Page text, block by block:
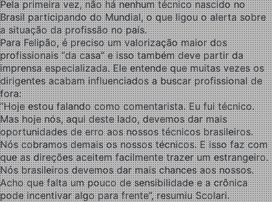
Pela primeira vez, não há nenhum técnico nascido no
Brasil participando do Mundial, o que ligou o alerta sobre
a situação da profissão no país.
Para Felipão, é preciso um valorização maior dos
profissionais “da casa” e isso também deve partir da
imprensa especializada. Ele entende que muitas vezes os
dirigentes acabam influenciados a buscar profissional de
fora:
“Hoje estou falando como comentarista. Eu fui técnico.
Mas hoje nós, aqui deste lado, devemos dar mais
oportunidades de erro aos nossos técnicos brasileiros.
Nós cobramos demais os nossos técnicos. E isso faz com
que as direções aceitem facilmente trazer um estrangeiro.
Nós brasileiros devemos dar mais chances aos nossos.
Acho que falta um pouco de sensibilidade e a crônica
pode incentivar algo para frente”, resumiu Scolari.